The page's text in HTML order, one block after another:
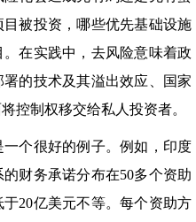
被投资，哪些优先基础设施
在实践中，去风险意味着政
的技术及其溢出效应、国家
控制权移交给私人投资者。
个很好的例子。例如，印度
财务承诺分布在50多个资助
20亿美元不等。每个资助方